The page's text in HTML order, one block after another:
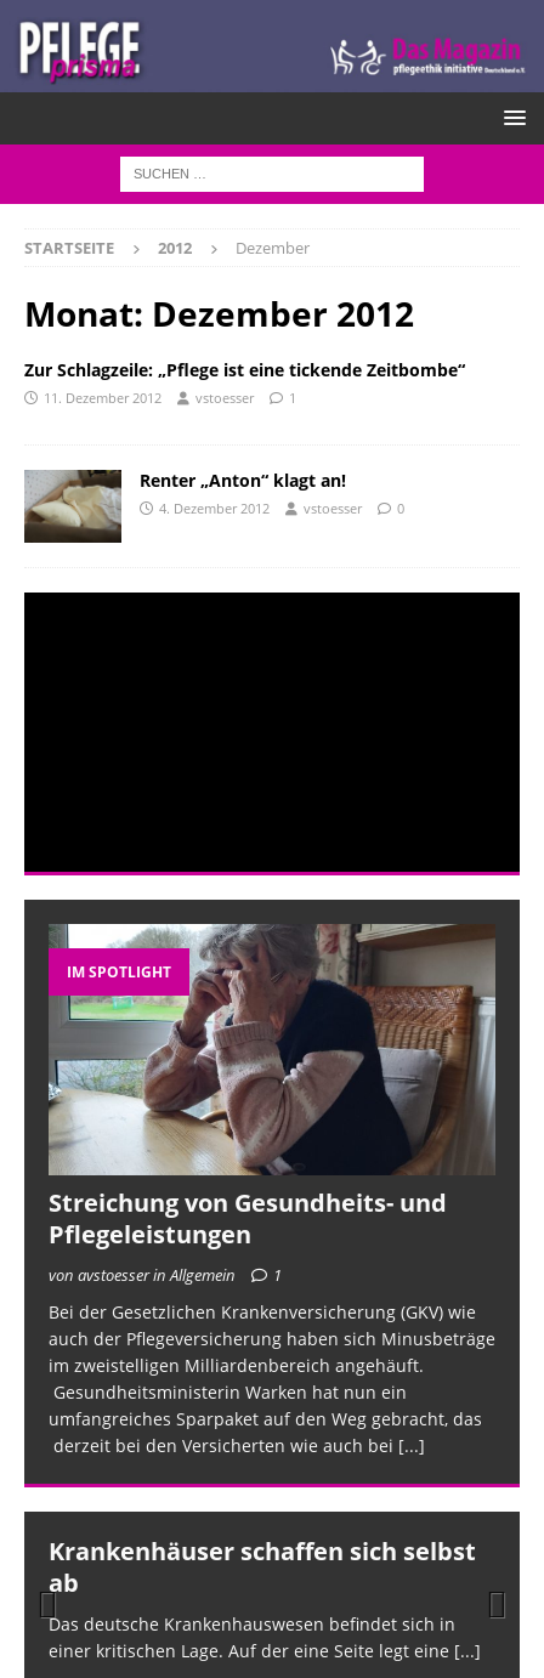
STARTSEITE 2012 Dezember
Monat: Dezember 2012
Zur Schlagzeile: „Pflege ist eine tickende Zeitbombe“
11. Dezember 2012 vstoesser 1
Renter „Anton“ klagt an!
4. Dezember 2012 vstoesser 0
IM SPOTLIGHT
Streichung von Gesundheits- und
Pflegeleistungen
von avstoesser in Allgemein 1
Bei der Gesetzlichen Krankenversicherung (GKV) wie
auch der Pflegeversicherung haben sich Minusbeträge
im zweistelligen Milliardenbereich angehäuft.
Gesundheitsministerin Warken hat nun ein
umfangreiches Sparpaket auf den Weg gebracht, das
derzeit bei den Versicherten wie auch bei [...]
Krankenhäuser schaffen sich selbst
ab
Das deutsche Krankenhauswesen befindet sich in
einer kritischen Lage. Auf der eine Seite legt eine [...]
Prev
ious